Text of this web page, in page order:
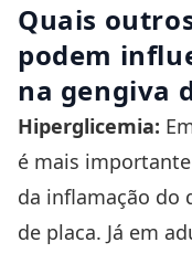
Quais
podem
na gengiva
Hiperglicemia:
é mais
da inflamação do
de placa. Já em